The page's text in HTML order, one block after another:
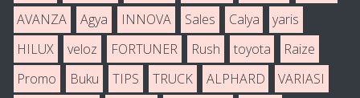
AVANZA
Agya INNOVA Sales Calya
yaris
HILUX
veloz FORTUNER Rush toyota
Raize
Promo
Buku TIPS TRUCK ALPHARD
VARIASI